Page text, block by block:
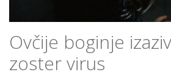
Ovčije boginje
zoster virus